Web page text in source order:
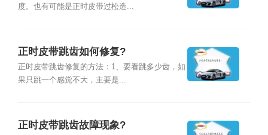
度。也有可能是正时皮带过松造...
正时皮带跳齿如何修复?
正时皮带跳齿修复的方法：1、要看跳多少齿，如
果只跳一个感觉不大，主要是...
正时皮带跳齿故障现象?